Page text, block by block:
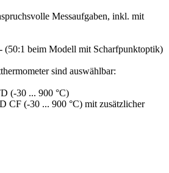
Messaufgaben, inkl. mit
(50:1 beim Modell mit Scharfpunktoptik)
sind auswählbar:
(-30 ... 900 °C)
CF (-30 ... 900 °C) mit zusätzlicher